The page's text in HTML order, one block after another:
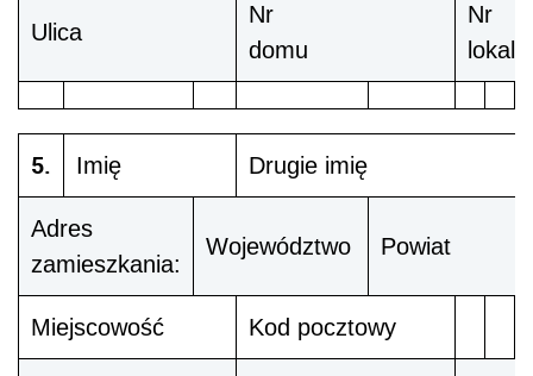
Ulica
Nr
domu
Nr
lokalu
5. Imię Drugie imię
Adres
zamieszkania:
Województwo Powiat
Miejscowość Kod pocztowy